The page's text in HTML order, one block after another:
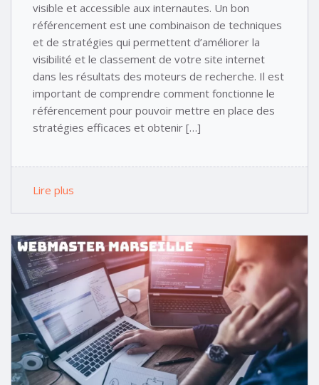
visible et accessible aux internautes. Un bon
référencement est une combinaison de techniques
et de stratégies qui permettent d’améliorer la
visibilité et le classement de votre site internet
dans les résultats des moteurs de recherche. Il est
important de comprendre comment fonctionne le
référencement pour pouvoir mettre en place des
stratégies efficaces et obtenir […]
Lire plus